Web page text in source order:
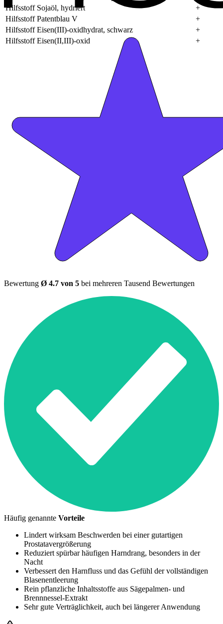
Hilfsstoff Sojaöl, hydriert
+
Hilfsstoff Patentblau V
+
Hilfsstoff Eisen(III)-oxidhydrat, schwarz
+
Hilfsstoff Eisen(II,III)-oxid
+
Bewertung Ø 4.7 von 5 bei mehreren Tausend Bewertungen
Häufig genannte Vorteile
Lindert wirksam Beschwerden bei einer gutartigen
Prostatavergrößerung
Reduziert spürbar häufigen Harndrang, besonders in der
Nacht
Verbessert den Harnfluss und das Gefühl der vollständigen
Blasenentleerung
Rein pflanzliche Inhaltsstoffe aus Sägepalmen- und
Brennnessel-Extrakt
Sehr gute Verträglichkeit, auch bei längerer Anwendung